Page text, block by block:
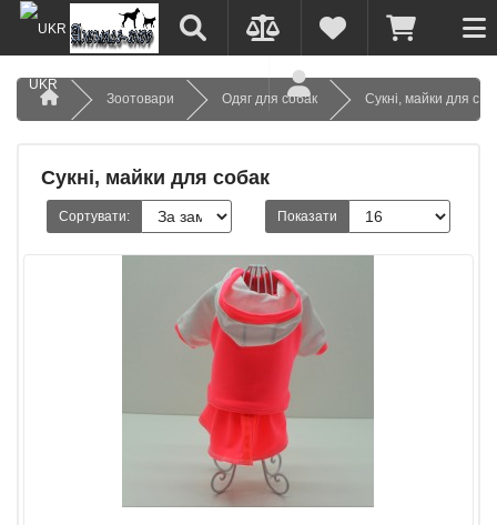
UKR
Зоотовари
Одяг для собак Сукні, майки для
Сукні, майки для собак
Сортувати: Показати